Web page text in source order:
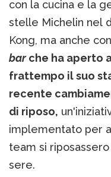
con la cucina e la
stelle Michelin nel
Kong, ma anche con
barche ha aperto
frattempo il suo
recente
di riposo,
implementato per
team si
sere.